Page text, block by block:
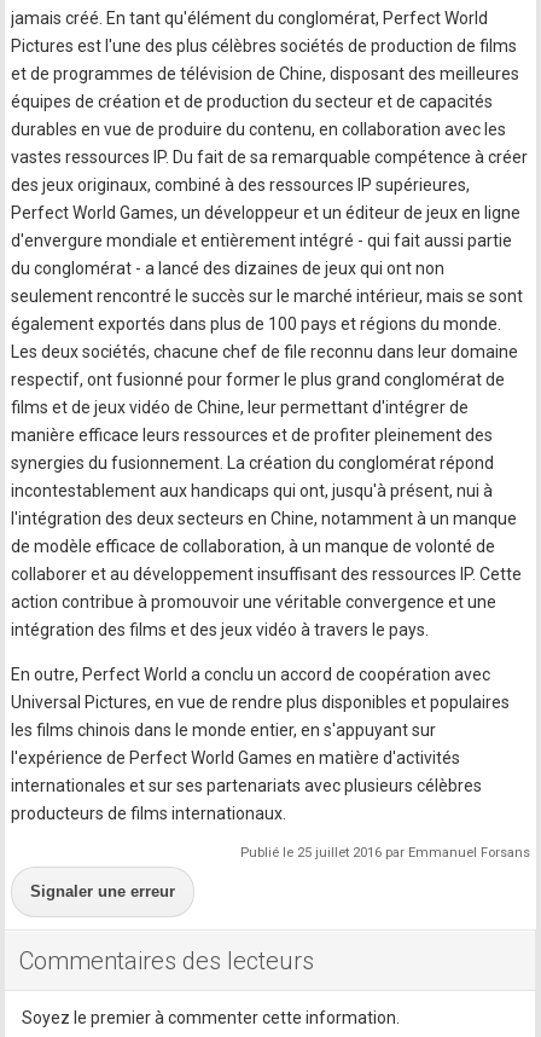
jamais créé. En tant qu'élément du conglomérat, Perfect World
Pictures est l'une des plus célèbres sociétés de production de films
et de programmes de télévision de Chine, disposant des meilleures
équipes de création et de production du secteur et de capacités
durables en vue de produire du contenu, en collaboration avec les
vastes ressources IP. Du fait de sa remarquable compétence à créer
des jeux originaux, combiné à des ressources IP supérieures,
Perfect World Games, un développeur et un éditeur de jeux en ligne
d'envergure mondiale et entièrement intégré - qui fait aussi partie
du conglomérat - a lancé des dizaines de jeux qui ont non
seulement rencontré le succès sur le marché intérieur, mais se sont
également exportés dans plus de 100 pays et régions du monde.
Les deux sociétés, chacune chef de file reconnu dans leur domaine
respectif, ont fusionné pour former le plus grand conglomérat de
films et de jeux vidéo de Chine, leur permettant d'intégrer de
manière efficace leurs ressources et de profiter pleinement des
synergies du fusionnement. La création du conglomérat répond
incontestablement aux handicaps qui ont, jusqu'à présent, nui à
l'intégration des deux secteurs en Chine, notamment à un manque
de modèle efficace de collaboration, à un manque de volonté de
collaborer et au développement insuffisant des ressources IP. Cette
action contribue à promouvoir une véritable convergence et une
intégration des films et des jeux vidéo à travers le pays.
En outre, Perfect World a conclu un accord de coopération avec
Universal Pictures, en vue de rendre plus disponibles et populaires
les films chinois dans le monde entier, en s'appuyant sur
l'expérience de Perfect World Games en matière d'activités
internationales et sur ses partenariats avec plusieurs célèbres
producteurs de films internationaux.
Publié le 25 juillet 2016 par Emmanuel Forsans
Signaler une erreur
Commentaires des lecteurs
Soyez le premier à commenter cette information.